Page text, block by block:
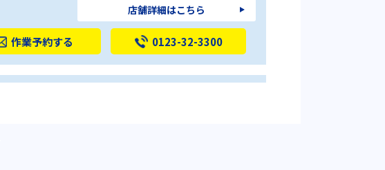
店舗詳細はこちら
作業予約する 0123-32-3300